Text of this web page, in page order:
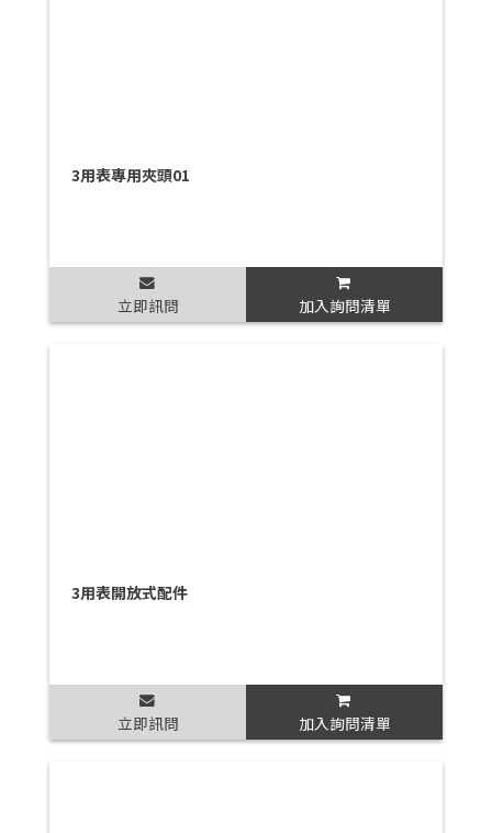
3用表專用夾頭01
立即訊問 加入詢問清單
3用表開放式配件
立即訊問 加入詢問清單